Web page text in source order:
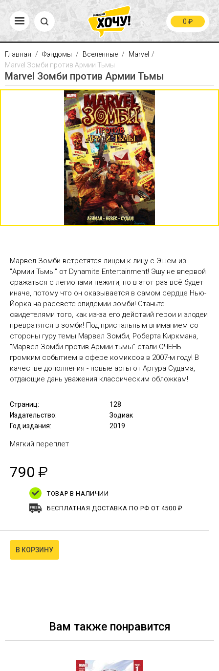
0 ₽
Главная Фэндомы Вселенные
Marvel
Marvel Зомби против Армии Тьмы
Marvel Зомби против Армии Тьмы
Марвел Зомби встретятся лицом к лицу с Эшем из
"Армии Тьмы" от Dynamite Entertainment! Эшу не впервой
сражаться с легионами нежити, но в этот раз всё будет
иначе, потому что он оказывается в самом сердце Нью-
Йорка на рассвете эпидемии зомби! Станьте
свидетелями того, как из-за его действий герои и злодеи
превратятся в зомби! Под пристальным вниманием со
стороны гуру темы Марвел Зомби, Роберта Киркмана,
"Марвел Зомби против Армии тьмы" стали ОЧЕНЬ
громким событием в сфере комиксов в 2007-м году! В
качестве дополнения - новые арты от Артура Судама,
отдающие дань уважения классическим обложкам!
Страниц:
128
Издательство:
Зодиак
Год издания:
2019
Мягкий переплет
790 ₽
ТОВАР В НАЛИЧИИ
БЕСПЛАТНАЯ ДОСТАВКА ПО РФ ОТ 4500 ₽
В КОРЗИНУ
Вам также понравится